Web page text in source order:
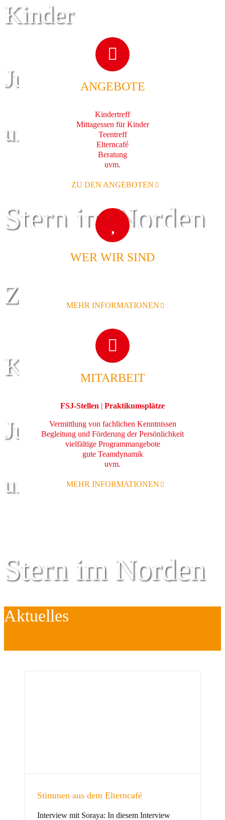
Kinder
Jugend
und Familie
Stern im Norden
Zentrum für
Kinder
Jugend
und Familie
Stern im Norden
Zentrum für
ANGEBOTE
Kindertreff
Mittagessen für Kinder
Teentreff
Elterncafé
Beratung
uvm.
ZU DEN ANGEBOTEN
WER WIR SIND
MEHR INFORMATIONEN
MITARBEIT
FSJ-Stellen | Praktikumsplätze
Vermittlung von fachlichen Kenntnissen
Begleitung und Förderung der Persönlichkeit
vielfältige Programmangebote
gute Teamdynamik
uvm.
MEHR INFORMATIONEN
Aktuelles
Stimmen aus dem Elterncafé
Interview mit Soraya: In diesem Interview